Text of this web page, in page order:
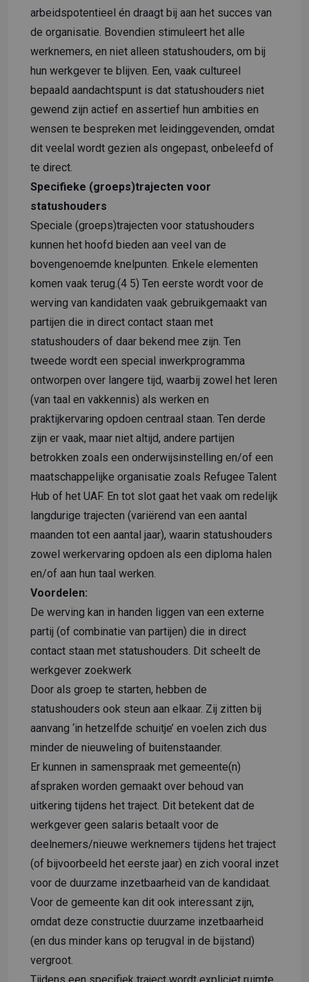
arbeidspotentieel én draagt bij aan het succes van
de organisatie. Bovendien stimuleert het alle
werknemers, en niet alleen statushouders, om bij
hun werkgever te blijven. Een, vaak cultureel
bepaald aandachtspunt is dat statushouders niet
gewend zijn actief en assertief hun ambities en
wensen te bespreken met leidinggevenden, omdat
dit veelal wordt gezien als ongepast, onbeleefd of
te direct.
Specifieke (groeps)trajecten voor
statushouders
Speciale (groeps)trajecten voor statushouders
kunnen het hoofd bieden aan veel van de
bovengenoemde knelpunten. Enkele elementen
komen vaak terug.(4 5) Ten eerste wordt voor de
werving van kandidaten vaak gebruikgemaakt van
partijen die in direct contact staan met
statushouders of daar bekend mee zijn. Ten
tweede wordt een special inwerkprogramma
ontworpen over langere tijd, waarbij zowel het leren
(van taal en vakkennis) als werken en
praktijkervaring opdoen centraal staan. Ten derde
zijn er vaak, maar niet altijd, andere partijen
betrokken zoals een onderwijsinstelling en/of een
maatschappelijke organisatie zoals Refugee Talent
Hub of het UAF. En tot slot gaat het vaak om redelijk
langdurige trajecten (variërend van een aantal
maanden tot een aantal jaar), waarin statushouders
zowel werkervaring opdoen als een diploma halen
en/of aan hun taal werken.
Voordelen:
De werving kan in handen liggen van een externe
partij (of combinatie van partijen) die in direct
contact staan met statushouders. Dit scheelt de
werkgever zoekwerk
Door als groep te starten, hebben de
statushouders ook steun aan elkaar. Zij zitten bij
aanvang ‘in hetzelfde schuitje’ en voelen zich dus
minder de nieuweling of buitenstaander.
Er kunnen in samenspraak met gemeente(n)
afspraken worden gemaakt over behoud van
uitkering tijdens het traject. Dit betekent dat de
werkgever geen salaris betaalt voor de
deelnemers/nieuwe werknemers tijdens het traject
(of bijvoorbeeld het eerste jaar) en zich vooral inzet
voor de duurzame inzetbaarheid van de kandidaat.
Voor de gemeente kan dit ook interessant zijn,
omdat deze constructie duurzame inzetbaarheid
(en dus minder kans op terugval in de bijstand)
vergroot.